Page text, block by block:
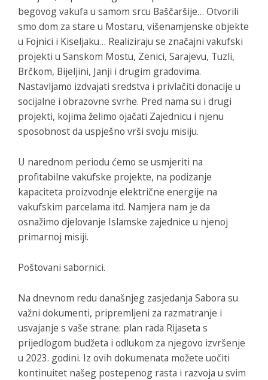
begovog vakufa u samom srcu Baščaršije… Otvorili
smo dom za stare u Mostaru, višenamjenske objekte
u Fojnici i Kiseljaku… Realiziraju se značajni vakufski
projekti u Sanskom Mostu, Zenici, Sarajevu, Tuzli,
Brčkom, Bijeljini, Janji i drugim gradovima.
Nastavljamo izdvajati sredstva i privlačiti donacije u
socijalne i obrazovne svrhe. Pred nama su i drugi
projekti, kojima želimo ojačati Zajednicu i njenu
sposobnost da uspješno vrši svoju misiju.
U narednom periodu ćemo se usmjeriti na
profitabilne vakufske projekte, na podizanje
kapaciteta proizvodnje električne energije na
vakufskim parcelama itd. Namjera nam je da
osnažimo djelovanje Islamske zajednice u njenoj
primarnoj misiji.
Poštovani sabornici.
Na dnevnom redu današnjeg zasjedanja Sabora su
važni dokumenti, pripremljeni za razmatranje i
usvajanje s vaše strane: plan rada Rijaseta s
prijedlogom budžeta i odlukom za njegovo izvršenje
u 2023. godini. Iz ovih dokumenata možete uočiti
kontinuitet našeg postepenog rasta i razvoja u svim